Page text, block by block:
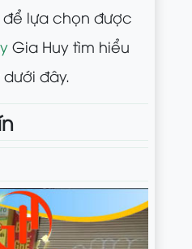
lựa chọn được
Gia Huy tìm hiểu
đây.